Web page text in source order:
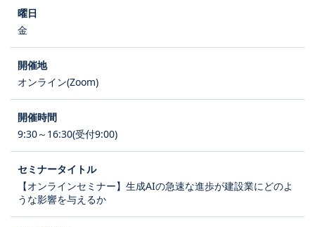
金
オンライン(Zoom)
9:30～16:30(受付9:00)
【オンラインセミナー】生成AIの急速な進歩が建設業にどのよ
うな影響を与えるか